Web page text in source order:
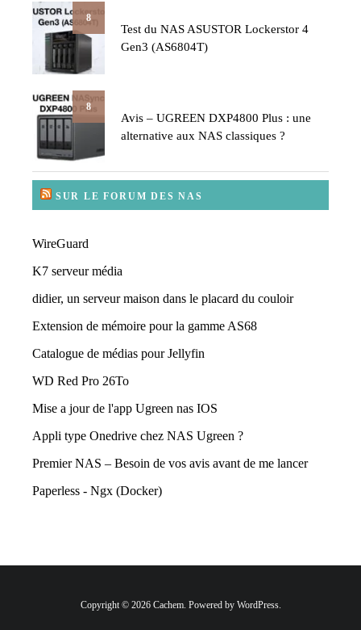
8
Test du NAS ASUSTOR Lockerstor 4
Gen3 (AS6804T)
8
Avis – UGREEN DXP4800 Plus : une
alternative aux NAS classiques ?
SUR LE FORUM DES NAS
WireGuard
K7 serveur média
didier, un serveur maison dans le placard du couloir
Extension de mémoire pour la gamme AS68
Catalogue de médias pour Jellyfin
WD Red Pro 26To
Mise a jour de l'app Ugreen nas IOS
Appli type Onedrive chez NAS Ugreen ?
Premier NAS – Besoin de vos avis avant de me lancer
Paperless - Ngx (Docker)
Copyright © 2026 Cachem. Powered by WordPress.